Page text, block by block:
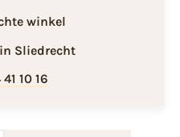
winkel
Sliedrecht
10 16